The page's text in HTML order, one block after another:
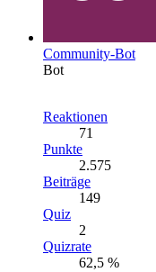
Community-Bot
Bot
Reaktionen
71
Punkte
2.575
Beiträge
149
Quiz
2
Quizrate
62,5 %